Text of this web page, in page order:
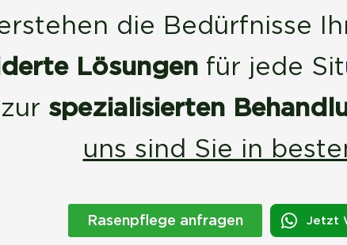
die Bedürfnisse
Lösungenfür jede
spezialisierten
uns sind Sie in
Rasenpflege anfragen Jetzt